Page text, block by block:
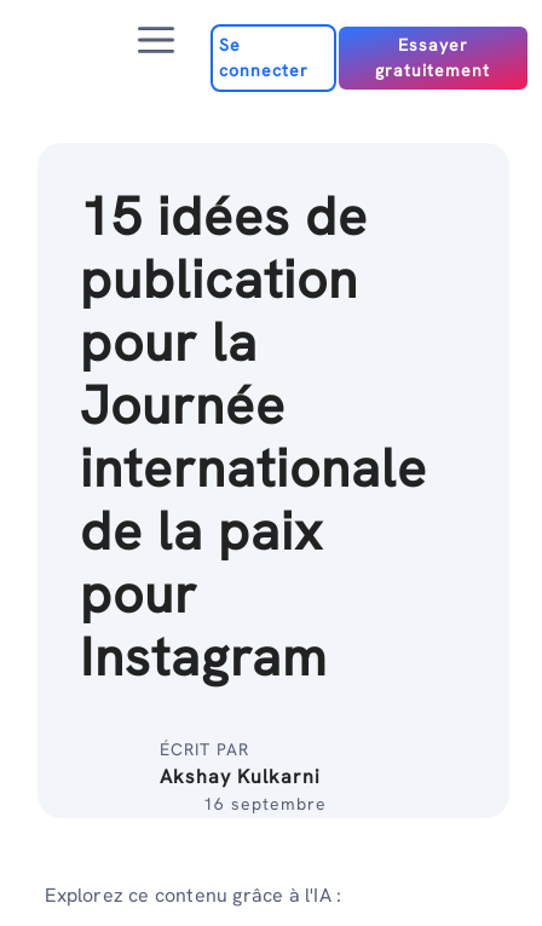
Menu
Se
connecter
Essayer
gratuitement
15 idées de
publication
pour la
Journée
internationale
de la paix
pour
Instagram
ÉCRIT PAR
Akshay Kulkarni
16 septembre
Explorez ce contenu grâce à l'IA :